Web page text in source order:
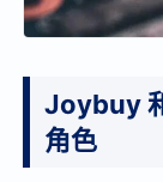
Joybuy
角色